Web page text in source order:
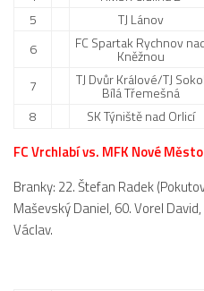
5
TJ Lánov
6
FC Spartak Rychnov
Kněžnou
7
TJ Dvůr Králové/TJ Sokol
Bílá Třemešná
8
SK Týniště nad Orlicí
FC Vrchlabí vs. MFK Nové
Branky: 22. Štefan Radek
Maševský Daniel, 60. Vorel
Václav.